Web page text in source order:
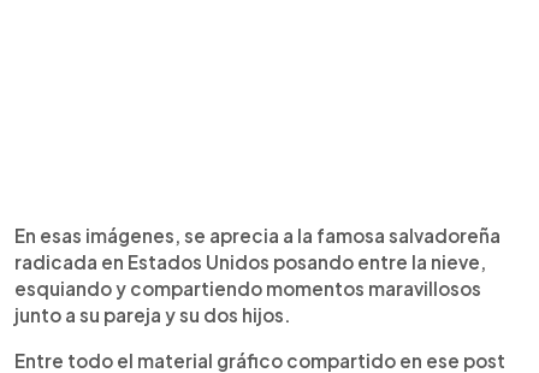
En esas imágenes, se aprecia a la famosa salvadoreña
radicada en Estados Unidos posando entre la nieve,
esquiando y compartiendo momentos maravillosos
junto a su pareja y su dos hijos.
Entre todo el material gráfico compartido en ese post